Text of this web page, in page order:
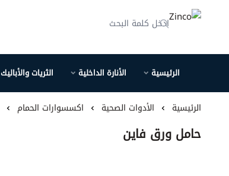
الرئيسية الأنارة الداخلية الثريات والأباليك
الرئيسية الأدوات الصحية اكسسوارات الحمام
حامل ورق فاين